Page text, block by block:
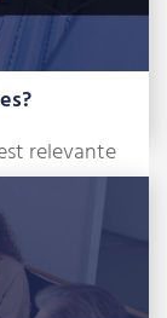
relevante
Om dat te
Lees meer »